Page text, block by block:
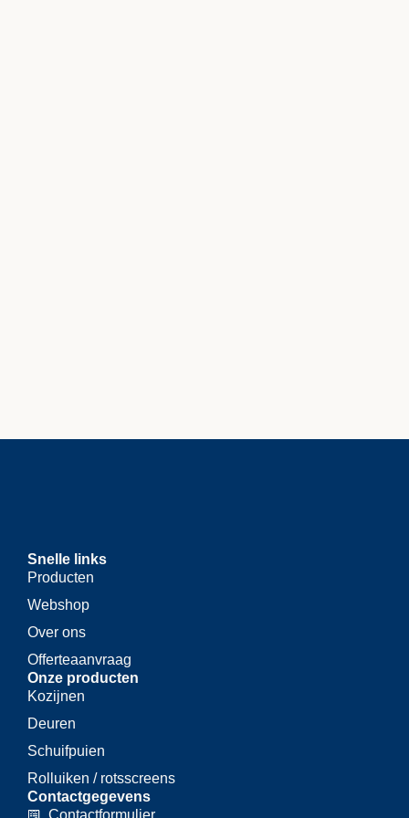
Snelle links
Producten
Webshop
Over ons
Offerteaanvraag
Onze producten
Kozijnen
Deuren
Schuifpuien
Rolluiken / rotsscreens
Contactgegevens